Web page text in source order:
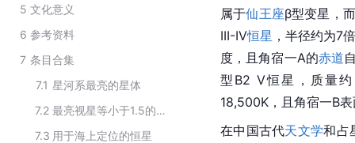
5 文化意义
6 参考资料
7 条目合集
7.1 星河系最亮的星体
7.2
最亮视星等小于1.5的恒星
7.3 用于海上定位的恒星
属于仙王座β型变星 ，而
III-IV恒星 ，半径约为7
度，且角宿一A的赤道
型B2 V恒星，质量
18,500K，且角宿一B
在中国古代天文学和占